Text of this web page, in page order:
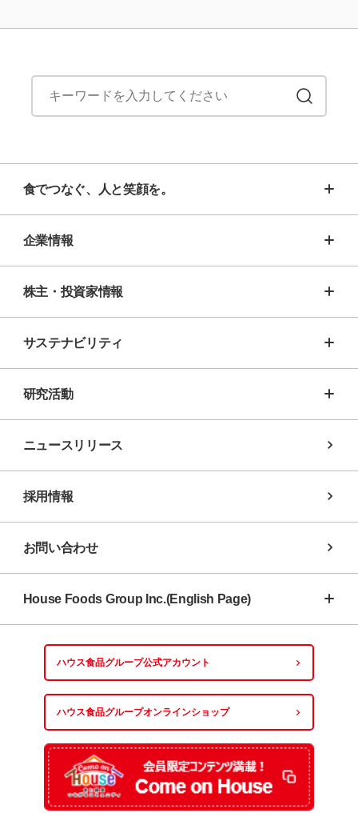
食でつなぐ、人と笑顔を。
企業情報
株主・投資家情報
サステナビリティ
研究活動
ニュースリリース
採用情報
お問い合わせ
House Foods Group Inc.(English Page)
ハウス食品グループ公式アカウント
ハウス食品グループオンラインショップ